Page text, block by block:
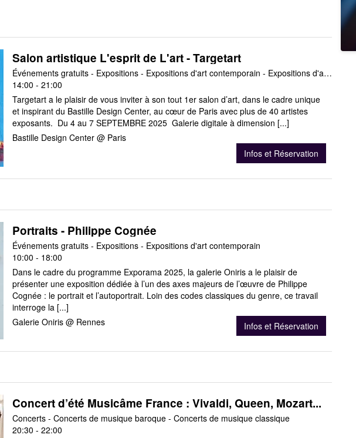
Salon artistique L'esprit de L'art - Targetart
Événements gratuits - Expositions - Expositions d'art contemporain - Expositions d'arts graphiques - Expositions de peinture - Expositions de photographie - Expositions de sculpture
14:00 - 21:00
Targetart a le plaisir de vous inviter à son tout 1er salon d’art, dans le cadre unique
et inspirant du Bastille Design Center, au cœur de Paris avec plus de 40 artistes
exposants. Du 4 au 7 SEPTEMBRE 2025 Galerie digitale à dimension [...]
Bastille Design Center @ Paris
Infos et Réservation
Portraits - Philippe Cognée
Événements gratuits - Expositions - Expositions d'art contemporain
10:00 - 18:00
Dans le cadre du programme Exporama 2025, la galerie Oniris a le plaisir de
présenter une exposition dédiée à l’un des axes majeurs de l’œuvre de Philippe
Cognée : le portrait et l’autoportrait. Loin des codes classiques du genre, ce travail
interroge la [...]
Galerie Oniris @ Rennes
Infos et Réservation
Concert d’été Musicâme France : Vivaldi, Queen, Mozart...
Concerts - Concerts de musique baroque - Concerts de musique classique
20:30 - 22:00